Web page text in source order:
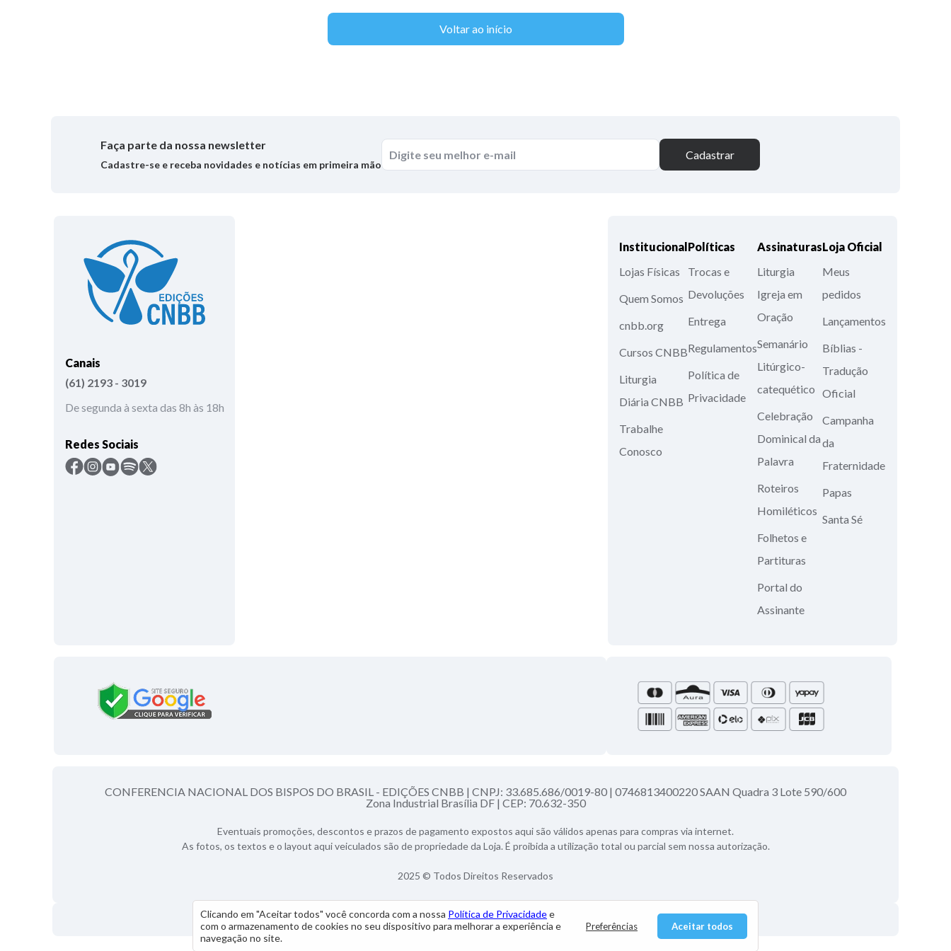
Voltar ao início
Faça parte da nossa newsletter
Cadastre-se e receba novidades e notícias em primeira mão
Cadastrar
Canais
(61) 2193 - 3019
De segunda à sexta das 8h às 18h
Redes Sociais
Institucional
Lojas Físicas
Quem Somos
cnbb.org
Cursos CNBB
Liturgia
Diária CNBB
Trabalhe
Conosco
Políticas
Trocas e
Devoluções
Entrega
Regulamentos
Política de
Privacidade
Assinaturas
Liturgia
Igreja em
Oração
Semanário
Litúrgico-
catequético
Celebração
Dominical da
Palavra
Roteiros
Homiléticos
Folhetos e
Partituras
Portal do
Assinante
Loja Oficial
Meus
pedidos
Lançamentos
Bíblias -
Tradução
Oficial
Campanha
da
Fraternidade
Papas
Santa Sé
CONFERENCIA NACIONAL DOS BISPOS DO BRASIL - EDIÇÕES CNBB | CNPJ: 33.685.686/0019-80 | 0746813400220 SAAN Quadra 3 Lote 590/600
Zona Industrial Brasília DF | CEP: 70.632-350
Eventuais promoções, descontos e prazos de pagamento expostos aqui são válidos apenas para compras via internet.
As fotos, os textos e o layout aqui veiculados são de propriedade da Loja. É proibida a utilização total ou parcial sem nossa autorização.
2025 © Todos Direitos Reservados
Desenvolvido por:
Clicando em "Aceitar todos" você concorda com a nossa Política de Privacidadee
com o armazenamento de cookies no seu dispositivo para melhorar a experiência e
navegação no site.
Preferências Aceitar todos